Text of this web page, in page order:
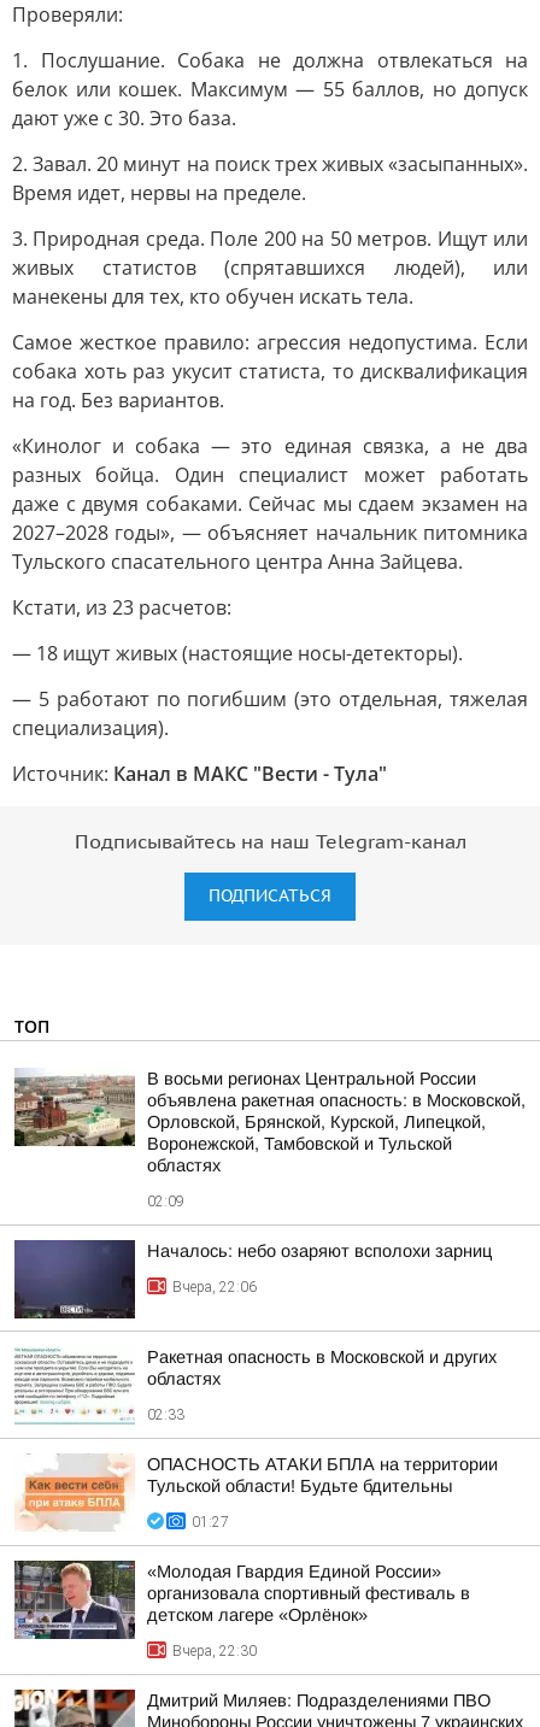
Проверяли:
1. Послушание. Собака не должна отвлекаться на
белок или кошек. Максимум — 55 баллов, но допуск
дают уже с 30. Это база.
2. Завал. 20 минут на поиск трех живых «засыпанных».
Время идет, нервы на пределе.
3. Природная среда. Поле 200 на 50 метров. Ищут или
живых статистов (спрятавшихся людей), или
манекены для тех, кто обучен искать тела.
Самое жесткое правило: агрессия недопустима. Если
собака хоть раз укусит статиста, то дисквалификация
на год. Без вариантов.
«Кинолог и собака — это единая связка, а не два
разных бойца. Один специалист может работать
даже с двумя собаками. Сейчас мы сдаем экзамен на
2027–2028 годы», — объясняет начальник питомника
Тульского спасательного центра Анна Зайцева.
Кстати, из 23 расчетов:
— 18 ищут живых (настоящие носы-детекторы).
— 5 работают по погибшим (это отдельная, тяжелая
специализация).
Источник: Канал в МАКС "Вести - Тула"
Подписывайтесь на наш Telegram-канал
ПОДПИСАТЬСЯ
ТОП
В восьми регионах Центральной России
объявлена ракетная опасность: в Московской,
Орловской, Брянской, Курской, Липецкой,
Воронежской, Тамбовской и Тульской
областях
02:09
Началось: небо озаряют всполохи зарниц
Вчера, 22:06
Ракетная опасность в Московской и других
областях
02:33
ОПАСНОСТЬ АТАКИ БПЛА на территории
Тульской области! Будьте бдительны
01:27
«Молодая Гвардия Единой России»
организовала спортивный фестиваль в
детском лагере «Орлёнок»
Вчера, 22:30
Дмитрий Миляев: Подразделениями ПВО
Минобороны России уничтожены 7 украинских